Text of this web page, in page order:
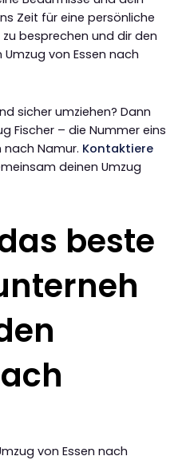
Zeit für eine persönliche
besprechen und dir den
von Essen nach
sicher umziehen? Dann
Fischer – die Nummer eins
nach Namur. Kontaktiere
deinen Umzug
beste
von Essen nach